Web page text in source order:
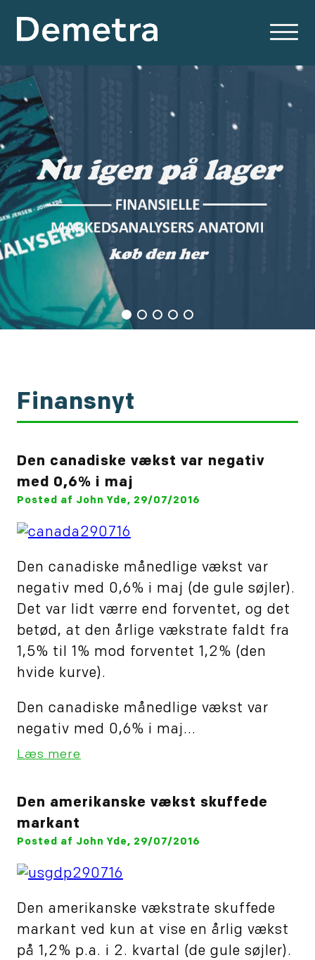
Finansnyt
Den canadiske vækst var negativ
med 0,6% i maj
Posted af John Yde, 29/07/2016
Den canadiske månedlige vækst var
negativ med 0,6% i maj (de gule søjler).
Det var lidt værre end forventet, og det
betød, at den årlige vækstrate faldt fra
1,5% til 1% mod forventet 1,2% (den
hvide kurve).
Den canadiske månedlige vækst var
negativ med 0,6% i maj...
Læs mere
Den amerikanske vækst skuffede
markant
Posted af John Yde, 29/07/2016
Den amerikanske vækstrate skuffede
markant ved kun at vise en årlig vækst
på 1,2% p.a. i 2. kvartal (de gule søjler).